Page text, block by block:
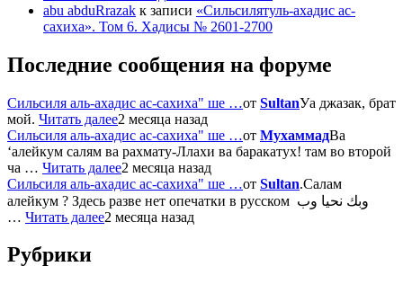
abu abduRrazak к записи «Сильсилятуль-ахадис ас-
сахиха». Том 6. Хадисы № 2601-2700
Последние сообщения на форуме
Сильсиля аль-ахадис ас-сахиха" ше …от SultanУа джазак, брат
мой. Читать далее2 месяца назад
Сильсиля аль-ахадис ас-сахиха" ше …от МухаммадВа
‘алейкум салям ва рахмату-Ллахи ва баракатух! там во второй
ча … Читать далее2 месяца назад
Сильсиля аль-ахадис ас-сахиха" ше …от Sultan.Салам
алейкум ? Здесь разве нет опечатки в русском وبك نحيا وب
… Читать далее2 месяца назад
Рубрики